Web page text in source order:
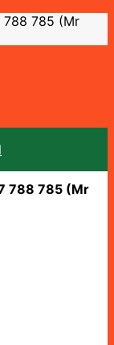
788 785 (Mr
062 224 (Mr
788 785 (Mr